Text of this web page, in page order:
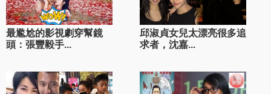
最尷尬的影視劇穿幫鏡
頭：張豐毅手...
邱淑貞女兒太漂亮很多追
求者，沈嘉...